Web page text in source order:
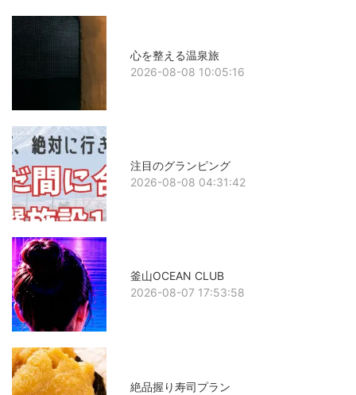
心を整える温泉旅
2026-08-08 10:05:16
注目のグランピング
2026-08-08 04:31:42
釜山OCEAN CLUB
2026-08-07 17:53:58
絶品握り寿司プラン